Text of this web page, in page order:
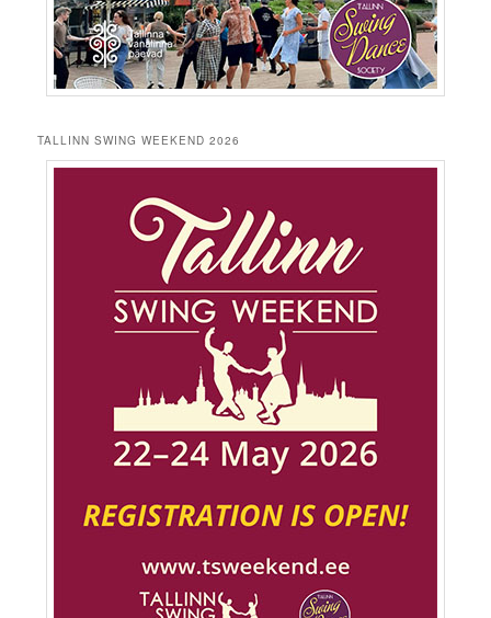
TALLINN SWING WEEKEND 2026